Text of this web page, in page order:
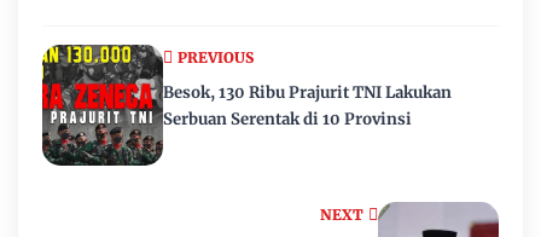
NEXT
PREVIOUS
Besok, 130 Ribu Prajurit TNI Lakukan
Serbuan Serentak di 10 Provinsi